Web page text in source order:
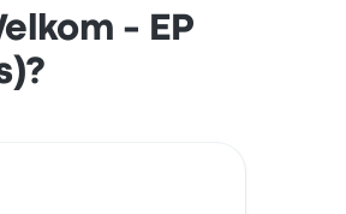
- EP